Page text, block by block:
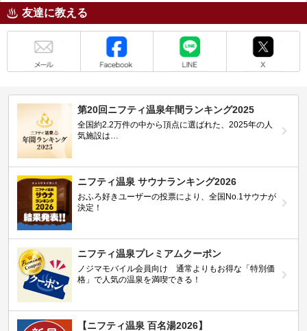
友達に教える
第20回ニフティ温泉年間ランキング2025
全国約2.2万件の中から頂点に選ばれた、2025年の人
気施設は…
ニフティ温泉 サウナランキング2026
おふろ好きユーザーの投票により、全国No.1サウナが
決定！
ニフティ温泉プレミアムクーポン
ノジマモバイル会員向け 通常よりもお得な「特別価
格」で人気の温泉を満喫できる！
【ニフティ温泉 百名湯2026】